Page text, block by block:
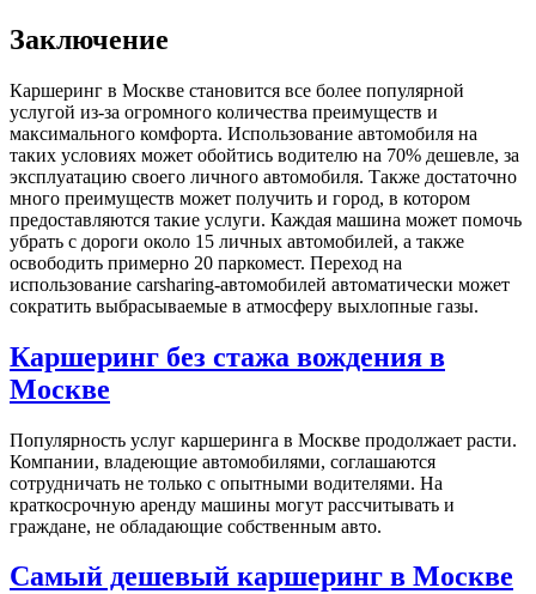
Заключение
Каршеринг в Москве становится все более популярной
услугой из-за огромного количества преимуществ и
максимального комфорта. Использование автомобиля на
таких условиях может обойтись водителю на 70% дешевле, за
эксплуатацию своего личного автомобиля. Также достаточно
много преимуществ может получить и город, в котором
предоставляются такие услуги. Каждая машина может помочь
убрать с дороги около 15 личных автомобилей, а также
освободить примерно 20 паркомест. Переход на
использование carsharing-автомобилей автоматически может
сократить выбрасываемые в атмосферу выхлопные газы.
Каршеринг без стажа вождения в
Москве
Популярность услуг каршеринга в Москве продолжает расти.
Компании, владеющие автомобилями, соглашаются
сотрудничать не только с опытными водителями. На
краткосрочную аренду машины могут рассчитывать и
граждане, не обладающие собственным авто.
Самый дешевый каршеринг в Москве